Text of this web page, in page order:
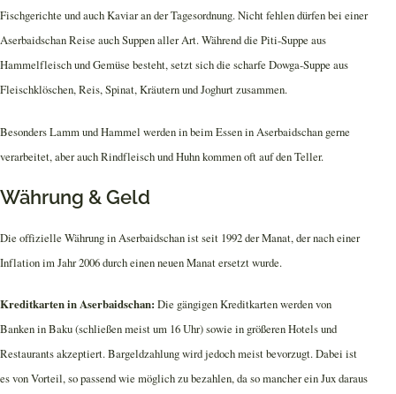
Fischgerichte und auch Kaviar an der Tagesordnung. Nicht fehlen dürfen bei einer
Aserbaidschan Reise auch Suppen aller Art. Während die Piti-Suppe aus
Hammelfleisch und Gemüse besteht, setzt sich die scharfe Dowga-Suppe aus
Fleischklöschen, Reis, Spinat, Kräutern und Joghurt zusammen.
Besonders Lamm und Hammel werden in beim Essen in Aserbaidschan gerne
verarbeitet, aber auch Rindfleisch und Huhn kommen oft auf den Teller.
Währung & Geld
Die offizielle Währung in Aserbaidschan ist seit 1992 der Manat, der nach einer
Inflation im Jahr 2006 durch einen neuen Manat ersetzt wurde.
Kreditkarten in Aserbaidschan: Die gängigen Kreditkarten werden von
Banken in Baku (schließen meist um 16 Uhr) sowie in größeren Hotels und
Restaurants akzeptiert. Bargeldzahlung wird jedoch meist bevorzugt. Dabei ist
es von Vorteil, so passend wie möglich zu bezahlen, da so mancher ein Jux daraus